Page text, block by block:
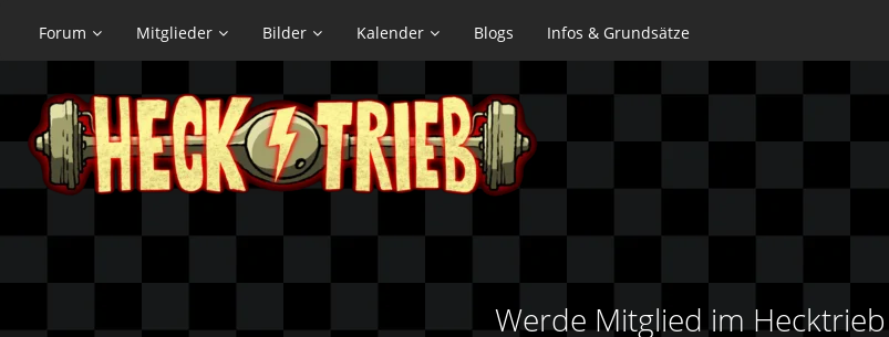
Forum Mitglieder Bilder Kalender Blogs Infos & Grundsätze
Werde Mitglied im